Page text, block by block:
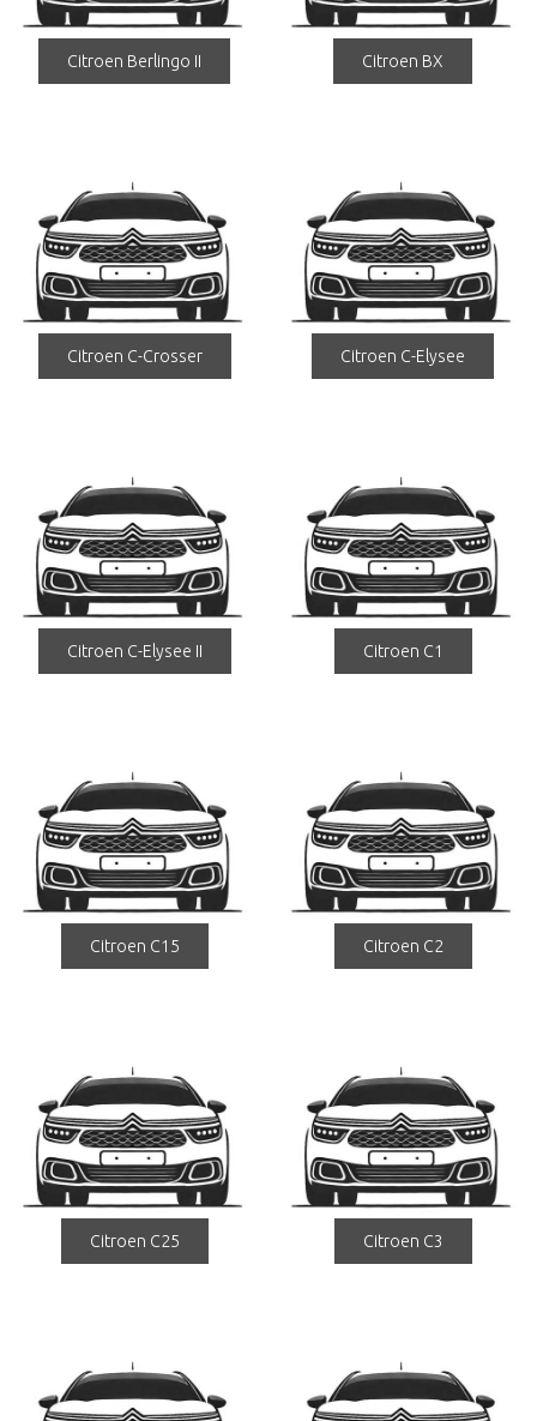
Citroen Berlingo II Citroen BX
Citroen C-Crosser Citroen C-Elysee
Citroen C-Elysee II Citroen C1
Citroen C15 Citroen C2
Citroen C25 Citroen C3